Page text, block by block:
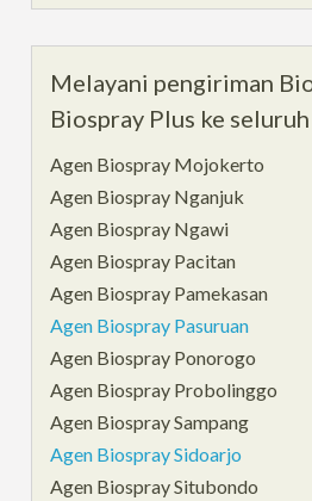
Melayani pengiriman
Biospray Plus ke
Agen Biospray Mojokerto
Agen Biospray Nganjuk
Agen Biospray Ngawi
Agen Biospray Pacitan
Agen Biospray Pamekasan
Agen Biospray Pasuruan
Agen Biospray Ponorogo
Agen Biospray Probolinggo
Agen Biospray Sampang
Agen Biospray Sidoarjo
Agen Biospray Situbondo